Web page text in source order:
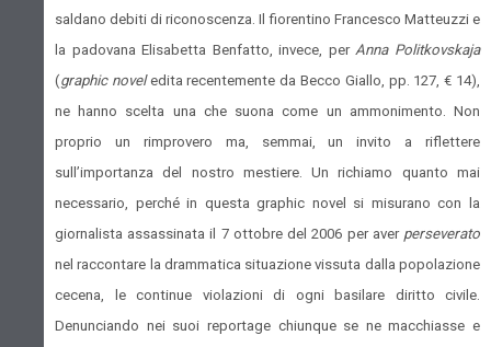
saldano debiti di riconoscenza. Il fiorentino Francesco Matteuzzi e
la padovana Elisabetta Benfatto, invece, perAnna Politkovskaja
(graphic noveledita recentemente da Becco Giallo, pp. 127, € 14),
ne hanno scelta una che suona come un ammonimento. Non
proprio un rimprovero ma, semmai, un invito a riflettere
sull’importanza del nostro mestiere. Un richiamo quanto mai
necessario, perché in questa graphic novel si misurano con la
giornalista assassinata il 7 ottobre del 2006 per aver perseverato
nel raccontare la drammatica situazione vissuta dalla popolazione
cecena, le continue violazioni di ogni basilare diritto civile.
Denunciando nei suoi reportage chiunque se ne macchiasse e